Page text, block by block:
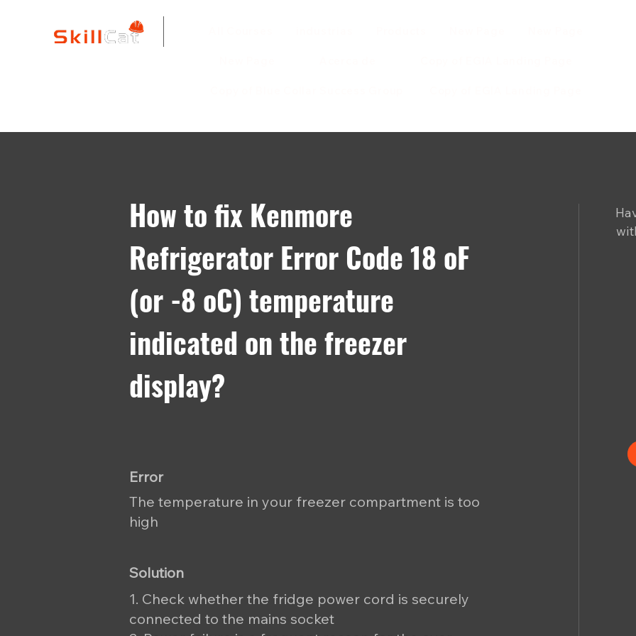
How to fix Kenmore
Refrigerator Error Code 18 oF
(or -8 oC) temperature
indicated on the freezer
display?
Error
The temperature in your freezer compartment is too
high
Solution
1. Check whether the fridge power cord is securely
connected to the mains socket